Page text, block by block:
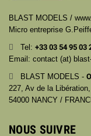
BLAST MODELS /
Micro entreprise
Tel: +33 03 54 95 03
Email: contact (at)
BLAST MODELS -
227, Av de la Libération,
54000 NANCY /
NOUS SUIVRE